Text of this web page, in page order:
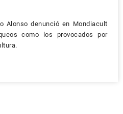
Alonso denunció en Mondiacult
como los provocados por